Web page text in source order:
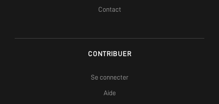
Contact
CONTRIBUER
Se connecter
Aide